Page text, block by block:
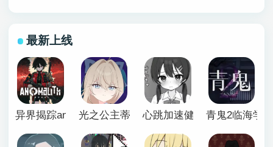
最新上线
异界揭踪anomalith光之公主蒂亚丽普莉兹姆游戏
心跳加速健康诊断安卓汉化
青鬼2临海学